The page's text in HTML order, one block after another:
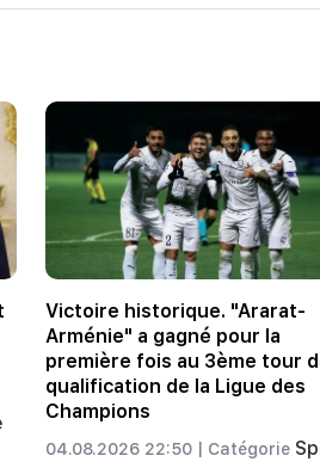
Victoire historique. "Ararat-
Arménie" a gagné pour la
première fois au 3ème tour
qualification de la Ligue des
Champions
04.08.2026 22:50 | Catégorie